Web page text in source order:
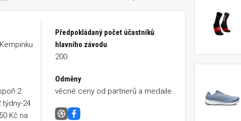
2
24
Kč na
Předpokládaný počet účastníků
hlavního závodu
200
Odměny
věcné ceny od partnerů a medaile